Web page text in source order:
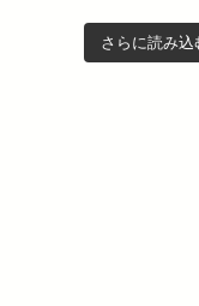
さらに読み込